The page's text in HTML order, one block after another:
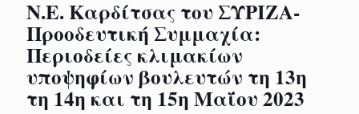
Ν.Ε. Καρδίτσας του ΣΥΡΙΖΑ-
Προοδευτική Συμμαχία:
Περιοδείες κλιμακίων
υποψηφίων βουλευτών τη 13η
τη 14η και τη 15η Μαΐου 2023